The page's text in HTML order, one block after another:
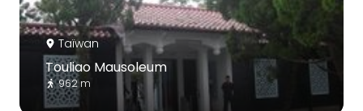
Taïwan
Touliao Mausoleum
962 m